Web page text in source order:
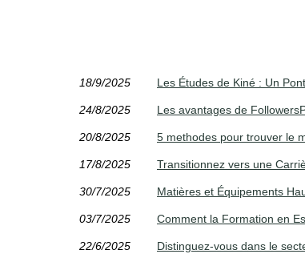
18/9/2025 Les Études de Kiné : Un
24/8/2025 Les avantages de
20/8/2025 5 methodes pour trouver le
17/8/2025 Transitionnez vers une
30/7/2025 Matières et Équipements
03/7/2025 Comment la Formation en
22/6/2025 Distinguez-vous dans le